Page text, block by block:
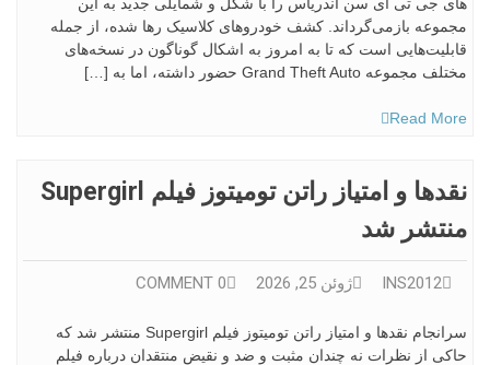
مجموعه بازمی‌گرداند. کشف خودروهای کلاسیک رها شده، از جمله
قابلیت‌هایی است که تا به امروز به اشکال گوناگون در نسخه‌های
مختلف مجموعه Grand Theft Auto حضور داشته، اما به […]
Read More
نقدها و امتیاز راتن تومیتوز فیلم Supergirl
منتشر شد
INS2012 ژوئن 25, 2026 0 COMMENT
سرانجام نقدها و امتیاز راتن تومیتوز فیلم Supergirl منتشر شد که
حاکی از نظرات نه چندان مثبت و ضد و نقیض منتقدان درباره فیلم